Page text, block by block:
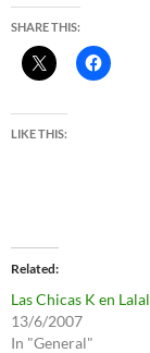
SHARE THIS:
LIKE THIS:
Related
Las Chicas K en
13/6/2007
In "General"